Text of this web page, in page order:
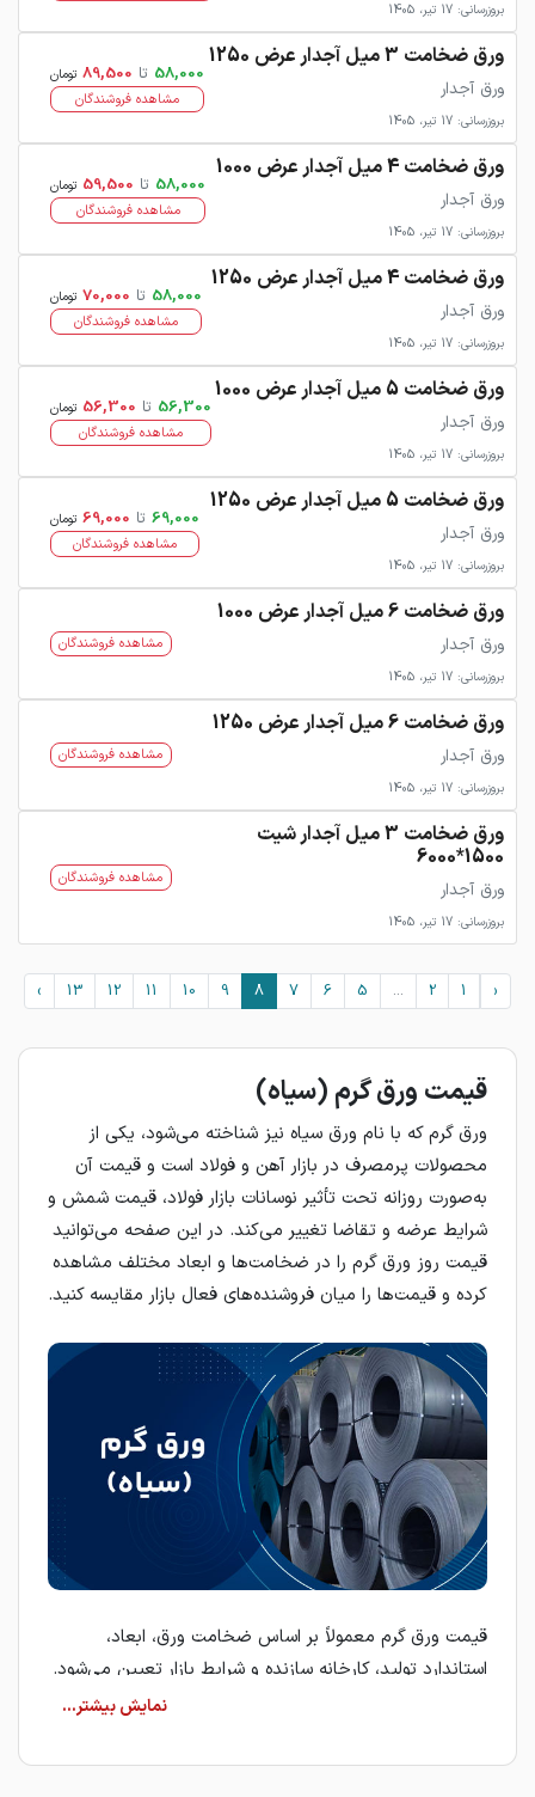
بروزرسانی: 17 تیر، 1405
ورق ضخامت 3 میل آجدار عرض 1250
ورق آجدار
بروزرسانی: 17 تیر، 1405
58,000 تا 89,500 تومان
مشاهده فروشندگان
ورق ضخامت 4 میل آجدار عرض 1000
ورق آجدار
بروزرسانی: 17 تیر، 1405
58,000 تا 59,500 تومان
مشاهده فروشندگان
ورق ضخامت 4 میل آجدار عرض 1250
ورق آجدار
بروزرسانی: 17 تیر، 1405
58,000 تا 70,000 تومان
مشاهده فروشندگان
ورق ضخامت 5 میل آجدار عرض 1000
ورق آجدار
بروزرسانی: 17 تیر، 1405
56,300 تا 56,300 تومان
مشاهده فروشندگان
ورق ضخامت 5 میل آجدار عرض 1250
ورق آجدار
بروزرسانی: 17 تیر، 1405
69,000 تا 69,000 تومان
مشاهده فروشندگان
ورق ضخامت 6 میل آجدار عرض 1000
ورق آجدار
بروزرسانی: 17 تیر، 1405
مشاهده فروشندگان
ورق ضخامت 6 میل آجدار عرض 1250
ورق آجدار
بروزرسانی: 17 تیر، 1405
مشاهده فروشندگان
ورق ضخامت 3 میل آجدار شیت
1500*6000
ورق آجدار
بروزرسانی: 17 تیر، 1405
مشاهده فروشندگان
‹
1
2
...
5
6
7
8
9
10
11
12
13
›
قیمت ورق گرم (سیاه)
ورق گرم که با نام ورق سیاه نیز شناخته می‌شود، یکی از
محصولات پرمصرف در بازار آهن و فولاد است و قیمت آن
به‌صورت روزانه تحت تأثیر نوسانات بازار فولاد، قیمت شمش و
شرایط عرضه و تقاضا تغییر می‌کند. در این صفحه می‌توانید
قیمت روز ورق گرم را در ضخامت‌ها و ابعاد مختلف مشاهده
کرده و قیمت‌ها را میان فروشنده‌های فعال بازار مقایسه کنید.
قیمت ورق گرم معمولاً بر اساس ضخامت ورق، ابعاد،
استاندارد تولید، کارخانه سازنده و شرایط بازار تعیین می‌شود.
به همین دلیل، بررسی مشخصات فنی هر ورق پیش از ثبت